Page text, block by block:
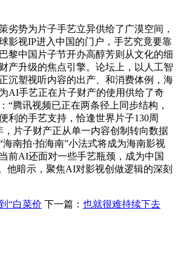
势为片子手艺立异供给了广漠空间，
影视IP进入中国的门户，手艺究竟要靠
黎中国片子节开办高醇芳则从文化的细
产升级的焦点引擎。论坛上，以人工智
沉塑视听内容的出产、和消费体例，海
AI手艺正在片子财产的使用供给了奇
“腾讯视频已正在两条径上同步结构，
利的手艺支持，恰逢世界片子130周
，片子财产正从单一内容创制转向数据
南拍·拍海南”小法式将成为海南影视
前AI还面对一些手艺瓶颈，成为中国
他暗示，聚焦AI对影视创做逻辑的深刻
“白菜价 下一篇： 也就很难持续下去